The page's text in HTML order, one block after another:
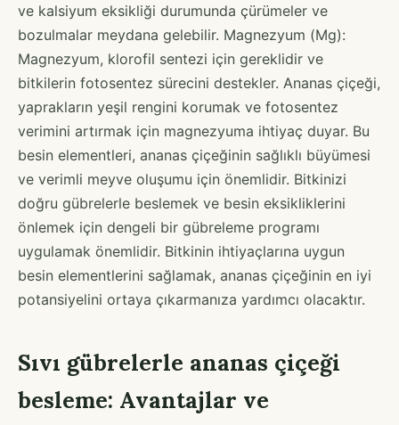
ve kalsiyum eksikliği durumunda çürümeler ve
bozulmalar meydana gelebilir. Magnezyum (Mg):
Magnezyum, klorofil sentezi için gereklidir ve
bitkilerin fotosentez sürecini destekler. Ananas çiçeği,
yaprakların yeşil rengini korumak ve fotosentez
verimini artırmak için magnezyuma ihtiyaç duyar. Bu
besin elementleri, ananas çiçeğinin sağlıklı büyümesi
ve verimli meyve oluşumu için önemlidir. Bitkinizi
doğru gübrelerle beslemek ve besin eksikliklerini
önlemek için dengeli bir gübreleme programı
uygulamak önemlidir. Bitkinin ihtiyaçlarına uygun
besin elementlerini sağlamak, ananas çiçeğinin en iyi
potansiyelini ortaya çıkarmanıza yardımcı olacaktır.
Sıvı gübrelerle ananas çiçeği
besleme: Avantajlar ve